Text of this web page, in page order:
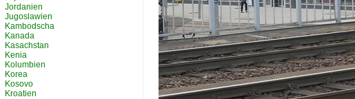
Jordanien
Jugoslawien
Kambodscha
Kanada
Kasachstan
Kenia
Kolumbien
Korea
Kosovo
Kroatien